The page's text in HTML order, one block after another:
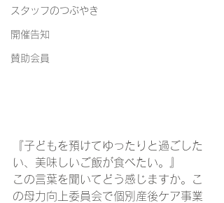
スタッフのつぶやき
開催告知
賛助会員
『子どもを預けてゆったりと過ごした
い、美味しいご飯が食べたい。』
この言葉を聞いてどう感じますか。こ
の母力向上委員会で個別産後ケア事業